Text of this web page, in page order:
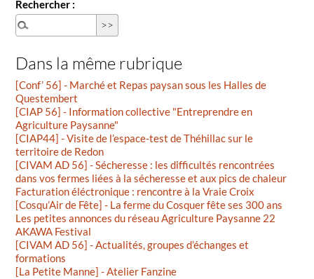
Rechercher :
Dans la même rubrique
[Conf’ 56] - Marché et Repas paysan sous les Halles de
Questembert
[CIAP 56] - Information collective "Entreprendre en
Agriculture Paysanne"
[CIAP44] - Visite de l’espace-test de Théhillac sur le
territoire de Redon
[CIVAM AD 56] - Sécheresse : les difficultés rencontrées
dans vos fermes liées à la sécheresse et aux pics de chaleur
Facturation éléctronique : rencontre à la Vraie Croix
[Cosqu’Air de Fête] - La ferme du Cosquer fête ses 300 ans
Les petites annonces du réseau Agriculture Paysanne 22
AKAWA Festival
[CIVAM AD 56] - Actualités, groupes d’échanges et
formations
[La Petite Manne] - Atelier Fanzine